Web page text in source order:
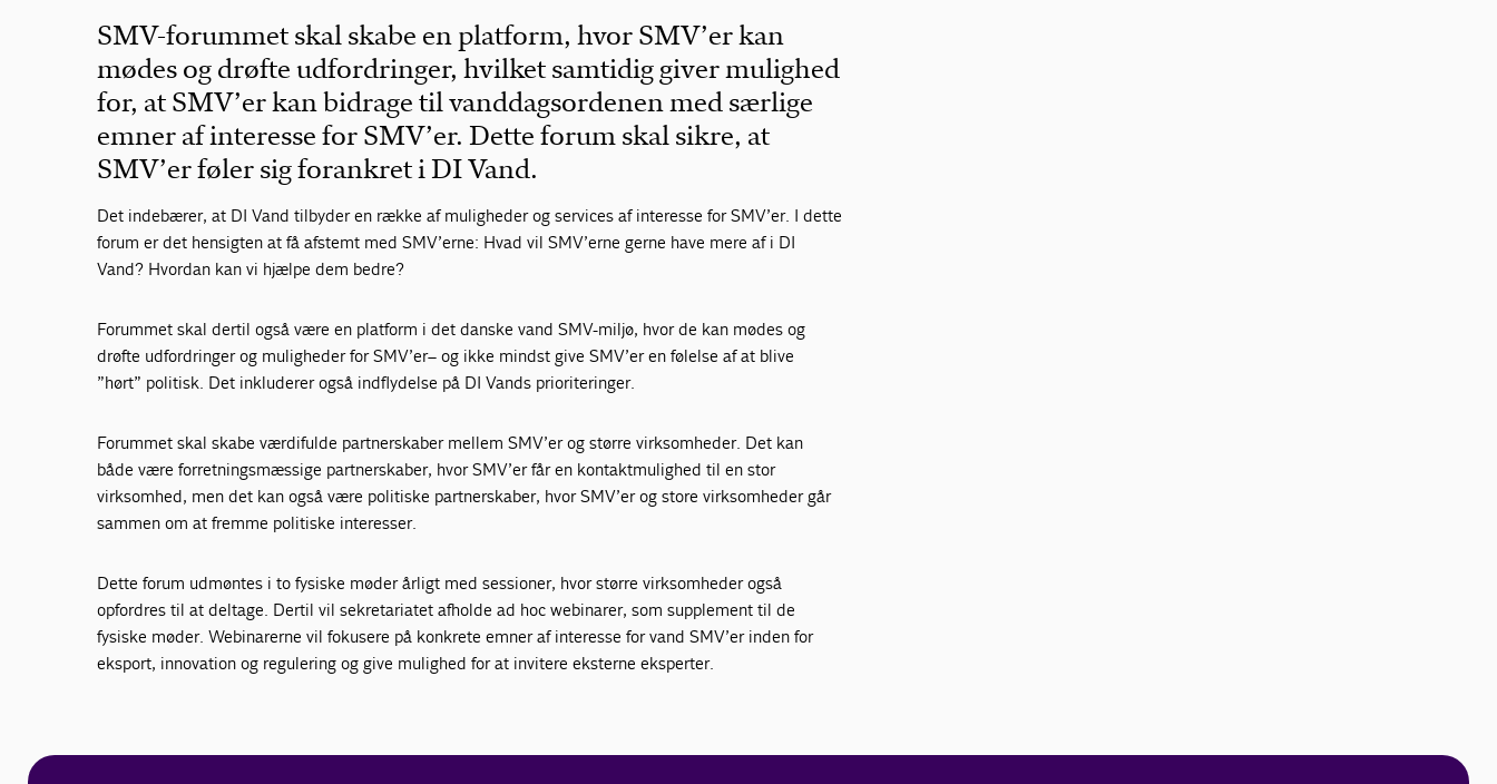
SMV-forummet skal skabe en platform, hvor SMV’er kan
mødes og drøfte udfordringer, hvilket samtidig giver mulighed
for, at SMV’er kan bidrage til vanddagsordenen med særlige
emner af interesse for SMV’er. Dette forum skal sikre, at
SMV’er føler sig forankret i DI Vand.
Det indebærer, at DI Vand tilbyder en række af muligheder og services af interesse for SMV’er. I dette
forum er det hensigten at få afstemt med SMV’erne: Hvad vil SMV’erne gerne have mere af i DI
Vand? Hvordan kan vi hjælpe dem bedre?
Forummet skal dertil også være en platform i det danske vand SMV-miljø, hvor de kan mødes og
drøfte udfordringer og muligheder for SMV’er– og ikke mindst give SMV’er en følelse af at blive
”hørt” politisk. Det inkluderer også indflydelse på DI Vands prioriteringer.
Forummet skal skabe værdifulde partnerskaber mellem SMV’er og større virksomheder. Det kan
både være forretningsmæssige partnerskaber, hvor SMV’er får en kontaktmulighed til en stor
virksomhed, men det kan også være politiske partnerskaber, hvor SMV’er og store virksomheder går
sammen om at fremme politiske interesser.
Dette forum udmøntes i to fysiske møder årligt med sessioner, hvor større virksomheder også
opfordres til at deltage. Dertil vil sekretariatet afholde ad hoc webinarer, som supplement til de
fysiske møder. Webinarerne vil fokusere på konkrete emner af interesse for vand SMV’er inden for
eksport, innovation og regulering og give mulighed for at invitere eksterne eksperter.